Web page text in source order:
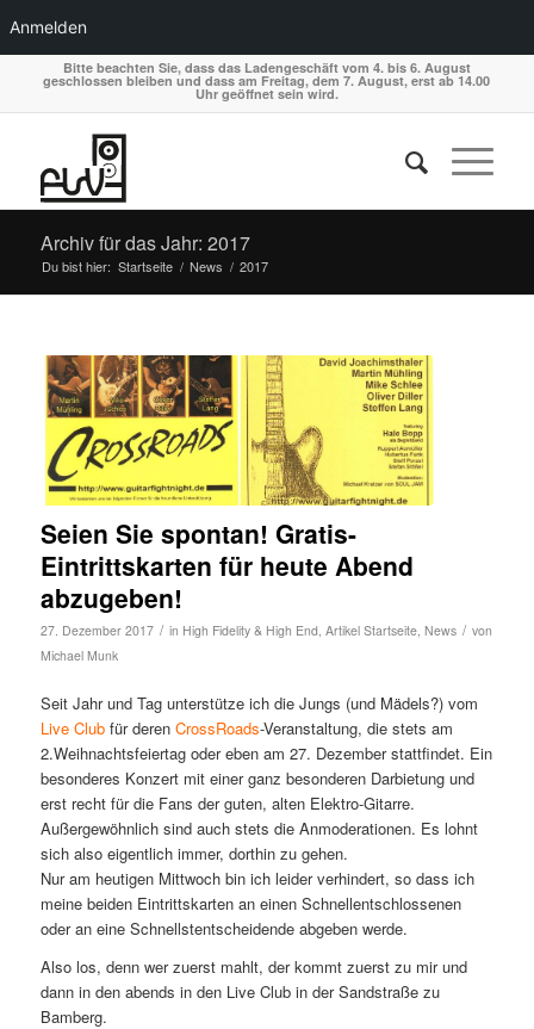
Anmelden
Bitte beachten Sie, dass das Ladengeschäft vom 4. bis 6. August
geschlossen bleiben und dass am Freitag, dem 7. August, erst ab 14.00
Uhr geöffnet sein wird.
Archiv für das Jahr: 2017
Du bist hier: Startseite / News / 2017
Seien Sie spontan! Gratis-
Eintrittskarten für heute Abend
abzugeben!
27. Dezember 2017 / in High Fidelity & High End, Artikel Startseite, News / von
Michael Munk
Seit Jahr und Tag unterstütze ich die Jungs (und Mädels?) vom
Live Clubfür deren CrossRoads-Veranstaltung, die stets am
2.Weihnachtsfeiertag oder eben am 27. Dezember stattfindet. Ein
besonderes Konzert mit einer ganz besonderen Darbietung und
erst recht für die Fans der guten, alten Elektro-Gitarre.
Außergewöhnlich sind auch stets die Anmoderationen. Es lohnt
sich also eigentlich immer, dorthin zu gehen.
Nur am heutigen Mittwoch bin ich leider verhindert, so dass ich
meine beiden Eintrittskarten an einen Schnellentschlossenen
oder an eine Schnellstentscheidende abgeben werde.
Also los, denn wer zuerst mahlt, der kommt zuerst zu mir und
dann in den abends in den Live Club in der Sandstraße zu
Bamberg.